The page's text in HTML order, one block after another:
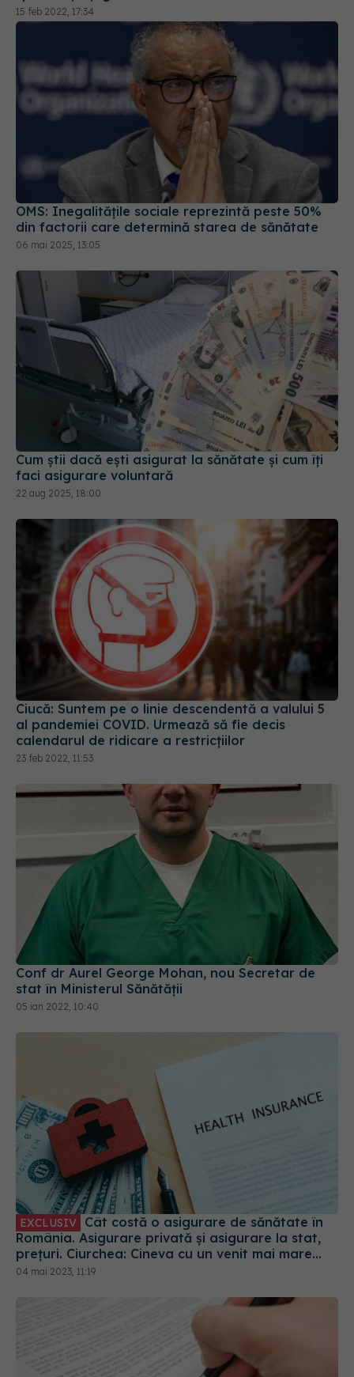
OMS: Inegalităţile sociale reprezintă peste 50%
din factorii care determină starea de sănătate
06 mai 2025, 13:05
Cum știi dacă ești asigurat la sănătate și cum îți
faci asigurare voluntară
22 aug 2025, 18:00
Ciucă: Suntem pe o linie descendentă a valului 5
al pandemiei COVID. Urmează să fie decis
calendarul de ridicare a restricțiilor
23 feb 2022, 11:53
Conf dr Aurel George Mohan, nou Secretar de
stat în Ministerul Sănătății
05 ian 2022, 10:40
EXCLUSIV Cât costă o asigurare de sănătate în
România. Asigurare privată și asigurare la stat,
prețuri. Ciurchea: Cineva cu un venit mai mare
plătește mai mult
04 mai 2023, 11:19